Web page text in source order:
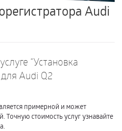
Audi
“Установка
Audi Q2
примерной и может
Точную стоимость услуг узнавайте